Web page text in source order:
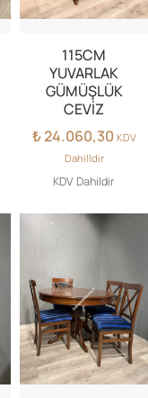
115CM
YUVARLAK
GÜMÜŞLÜK
CEVİZ
₺24.060,30 KDV
Dahilldir
KDV Dahildir